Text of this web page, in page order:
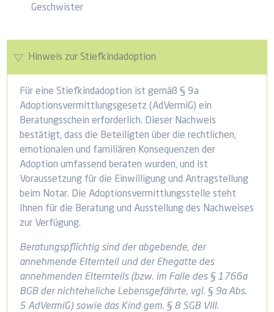
Geschwister
Hinweis zur Stiefkindadoption
Für eine Stiefkindadoption ist gemäß § 9a
Adoptionsvermittlungsgesetz (AdVermiG) ein
Beratungsschein erforderlich. Dieser Nachweis
bestätigt, dass die Beteiligten über die rechtlichen,
emotionalen und familiären Konsequenzen der
Adoption umfassend beraten wurden, und ist
Voraussetzung für die Einwilligung und Antragstellung
beim Notar. Die Adoptionsvermittlungsstelle steht
Ihnen für die Beratung und Ausstellung des Nachweises
zur Verfügung.
Beratungspflichtig sind der abgebende, der
annehmende Elternteil und der Ehegatte des
annehmenden Elternteils (bzw. im Falle des § 1766a
BGB der nichteheliche Lebensgefährte, vgl. § 9a Abs.
5 AdVermiG) sowie das Kind gem. § 8 SGB VIII.